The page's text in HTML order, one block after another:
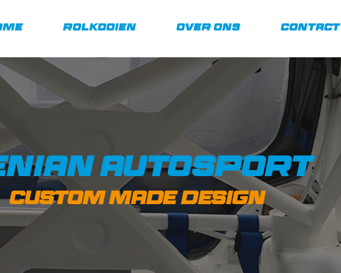
Rolkooien Over Ons Contact
autosport
custom made design